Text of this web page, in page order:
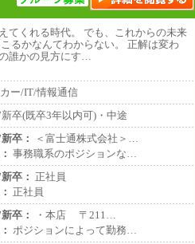
てくれる時代。 でも、これからの未来
るかなんてわからない。 正解は変わ
誰かの見方にす…
カー/IT/情報通信
新卒(既卒3年以内可)・中途
卒：
＜富士通株式会社＞…
事務職系のポジションな…
卒： 正社員
正社員
卒：
・本店 〒211…
ポジションによって勤務…